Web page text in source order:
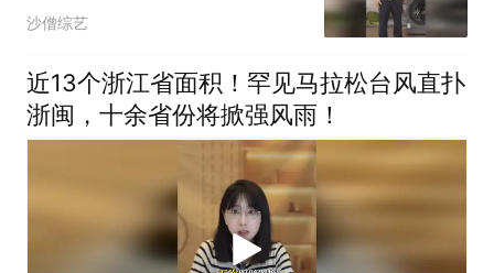
沙僧综艺
近13个浙江省面积！罕见马拉松台风直扑
浙闽，十余省份将掀强风雨！